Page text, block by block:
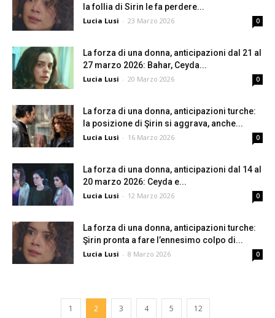
la follia di Sirin le fa perdere...
Lucia Lusi - 23 Marzo 2026 0
La forza di una donna, anticipazioni dal 21 al
27 marzo 2026: Bahar, Ceyda...
Lucia Lusi - 20 Marzo 2026 0
La forza di una donna, anticipazioni turche:
la posizione di Şirin si aggrava, anche...
Lucia Lusi - 16 Marzo 2026 0
La forza di una donna, anticipazioni dal 14 al
20 marzo 2026: Ceyda e...
Lucia Lusi - 12 Marzo 2026 0
La forza di una donna, anticipazioni turche:
Şirin pronta a fare l’ennesimo colpo di...
Lucia Lusi - 8 Marzo 2026 0
1 2 3 4 5 12